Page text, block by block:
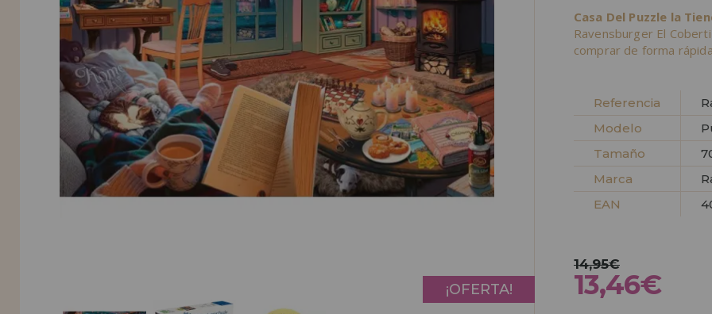
INFORMACIÓN
955 333 133
info@casadelpuzzle.com
Casa Del Puzzle la
Ravensburger El
comprar de forma
Referencia
Modelo
Tamaño
Marca
EAN
¡OFERTA!
14,95€
13,46€